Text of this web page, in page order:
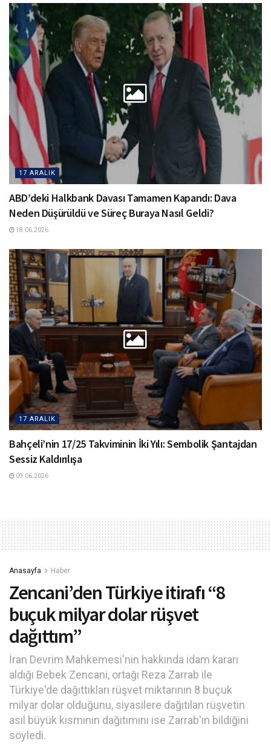
17 ARALIK
ABD’deki Halkbank Davası Tamamen Kapandı: Dava
Neden Düşürüldü ve Süreç Buraya Nasıl Geldi?
18.06.2026
17 ARALIK
Bahçeli’nin 17/25 Takviminin İki Yılı: Sembolik Şantajdan
Sessiz Kaldırılışa
09.06.2026
Anasayfa Haber
Zencani’den Türkiye itirafı “8
buçuk milyar dolar rüşvet
dağıttım”
İran Devrim Mahkemesi'nin hakkında idam kararı
aldığı Bebek Zencani, ortağı Reza Zarrab ile
Türkiye'de dağıttıkları rüşvet miktarının 8 buçuk
milyar dolar olduğunu, siyasilere dağıtılan rüşvetin
asıl büyük kısmının dağıtımını ise Zarrab'ın bildiğini
söyledi.